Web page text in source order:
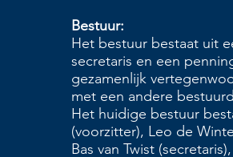
Bestuur:
Het bestuur bestaat uit
secretaris en een
gezamenlijk
met een andere
Het huidige bestuur
(voorzitter), Leo de
Bas van Twist